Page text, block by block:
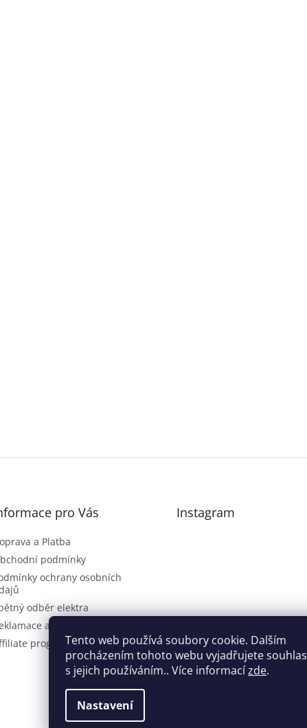
Tento web používá soubory cookie. Dalším
procházením tohoto webu vyjadřujete souhlas
s jejich používáním.. Více informacízde.
Nastavení
pro Vás
a Platba
podmínky
ochrany osobních
odběr elektra
a vrácení zboží
program
Instagram